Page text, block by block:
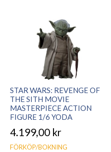
STAR WARS: REVENGE OF
THE SITH MOVIE
MASTERPIECE ACTION
FIGURE 1/6 YODA
4.199,00 kr
FÖRKÖP/BOKNING